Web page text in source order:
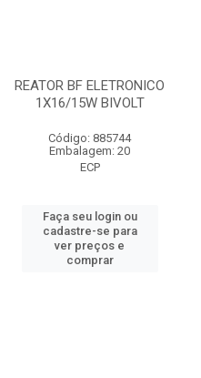
REATOR BF ELETRONICO
1X16/15W BIVOLT
Código: 885744
Embalagem: 20
ECP
Faça seu login ou
cadastre-se para
ver preços e
comprar